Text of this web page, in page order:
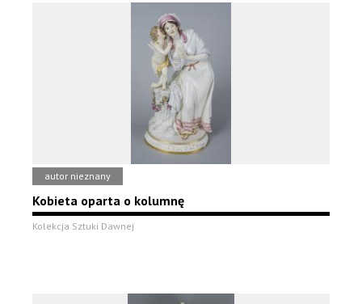
autor nieznany
Kobieta oparta o kolumnę
Kolekcja Sztuki Dawnej